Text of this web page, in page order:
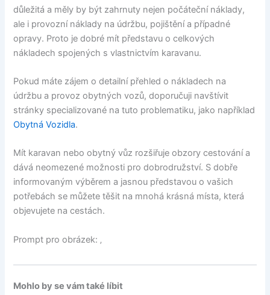
důležitá a měly by být zahrnuty nejen počáteční náklady,
ale i provozní náklady na údržbu, pojištění a případné
opravy. Proto je dobré mít představu o celkových
nákladech spojených s vlastnictvím karavanu.
Pokud máte zájem o detailní přehled o nákladech na
údržbu a provoz obytných vozů, doporučuji navštívit
stránky specializované na tuto problematiku, jako například
Obytná Vozidla.
Mít karavan nebo obytný vůz rozšiřuje obzory cestování a
dává neomezené možnosti pro dobrodružství. S dobře
informovaným výběrem a jasnou představou o vašich
potřebách se můžete těšit na mnohá krásná místa, která
objevujete na cestách.
Prompt pro obrázek: ‚
Mohlo by se vám také líbit